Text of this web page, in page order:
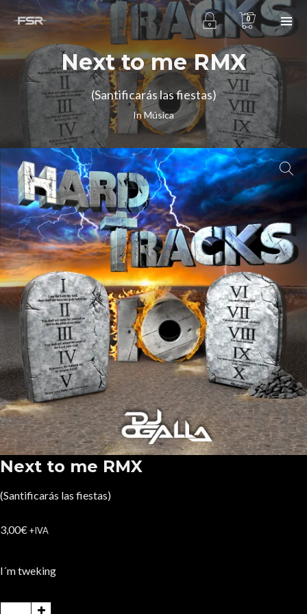
0
Next to me RMX
(Santificarás las fiestas)
InMúsica
Next to me RMX
(Santificarás las fiestas)
3,00€+IVA
I´m tweking